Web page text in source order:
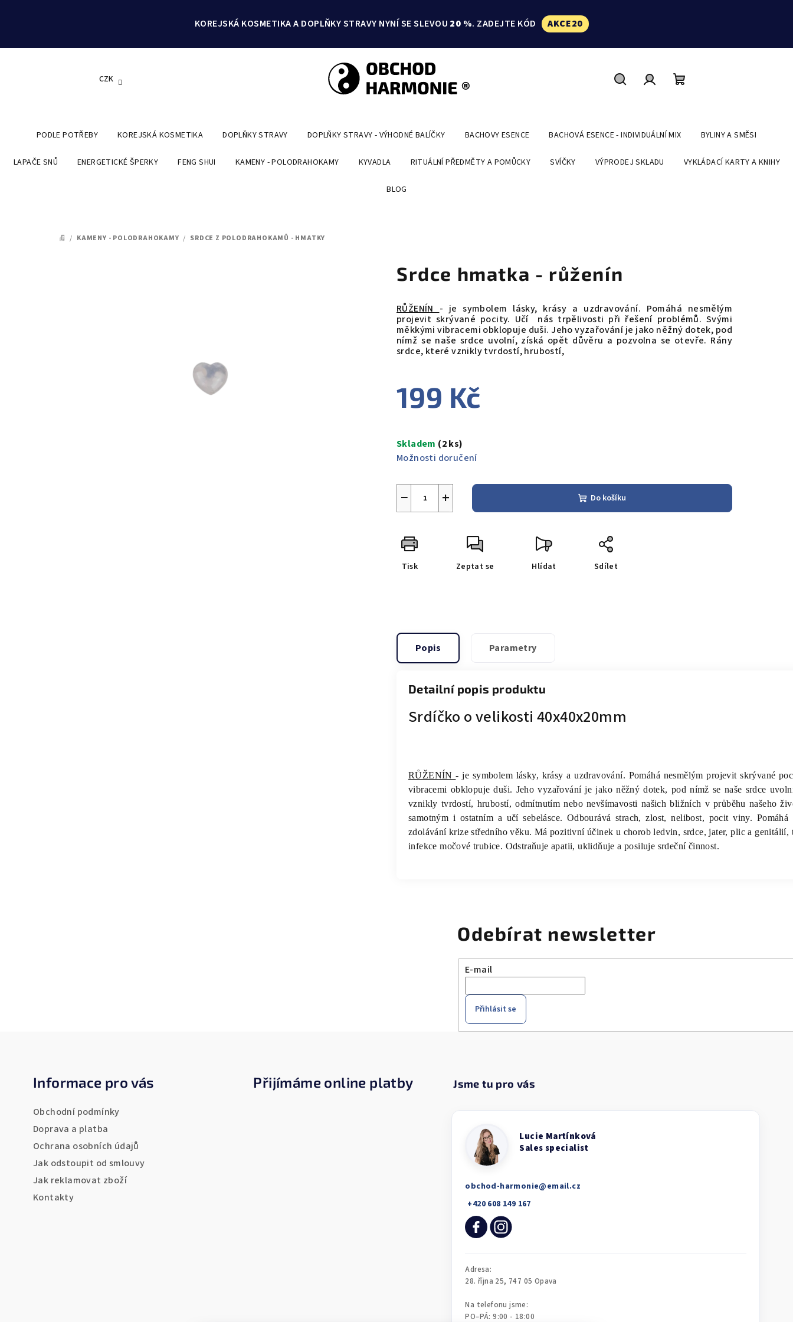
KOREJSKÁ KOSMETIKA A DOPLŇKY STRAVY NYNÍ SE SLEVOU 20 %. ZADEJTE KÓD AKCE20
CZK
košík
PODLE POTŘEBY KOREJSKÁ KOSMETIKA DOPLŇKY STRAVY DOPLŇKY STRAVY - VÝHODNÉ BALÍČKY BACHOVY ESENCE BACHOVÁ ESENCE - INDIVIDUÁLNÍ MIX BYLINY A SMĚSI
LAPAČE SNŮ ENERGETICKÉ ŠPERKY FENG SHUI KAMENY - POLODRAHOKAMY KYVADLA RITUÁLNÍ PŘEDMĚTY A POMŮCKY SVÍČKY VÝPRODEJ SKLADU VYKLÁDACÍ KARTY A KNIHY
BLOG
DOMŮ
/ KAMENY - POLODRAHOKAMY / SRDCE Z POLODRAHOKAMŮ - HMATKY
Srdce hmatka - růženín
RŮŽENÍN - je symbolem lásky, krásy a uzdravování. Pomáhá nesmělým
projevit skrývané pocity. Učí nás trpělivosti při řešení problémů. Svými
měkkými vibracemi obklopuje duši. Jeho vyzařování je jako něžný dotek, pod
nímž se naše srdce uvolní, získá opět důvěru a pozvolna se otevře. Rány
srdce, které vznikly tvrdostí, hrubostí,
199 Kč
cena:
Skladem (2 ks)
Možnosti doručení
+
− Do košíku
Tisk Zeptat se Hlídat Sdílet
Popis Parametry
Detailní popis produktu
Srdíčko o velikosti 40x40x20mm
RŮŽENÍN- je symbolem lásky, krásy a uzdravování. Pomáhá nesmělým projevit skrývané
vibracemi obklopuje duši. Jeho vyzařování je jako něžný dotek, pod nímž se naše srdce
vznikly tvrdostí, hrubostí, odmítnutím nebo nevšímavosti našich bližních v průběhu našeho
samotným i ostatním a učí sebelásce. Odbourává strach, zlost, nelibost, pocit viny.
zdolávání krize středního věku. Má pozitivní účinek u chorob ledvin, srdce, jater, plic a
infekce močové trubice. Odstraňuje apatii, uklidňuje a posiluje srdeční činnost.
Odebírat newsletter
E-mail
Přihlásit se
Informace pro vás
Obchodní podmínky
Doprava a platba
Ochrana osobních údajů
Jak odstoupit od smlouvy
Jak reklamovat zboží
Kontakty
Přijímáme online platby
obchod-harmonie@email.cz